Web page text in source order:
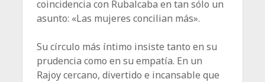
coincidencia con Rubalcaba en tan sólo un
asunto: «Las mujeres concilian más».
Su círculo más íntimo insiste tanto en su
prudencia como en su empatía. En un
Rajoy cercano, divertido e incansable que